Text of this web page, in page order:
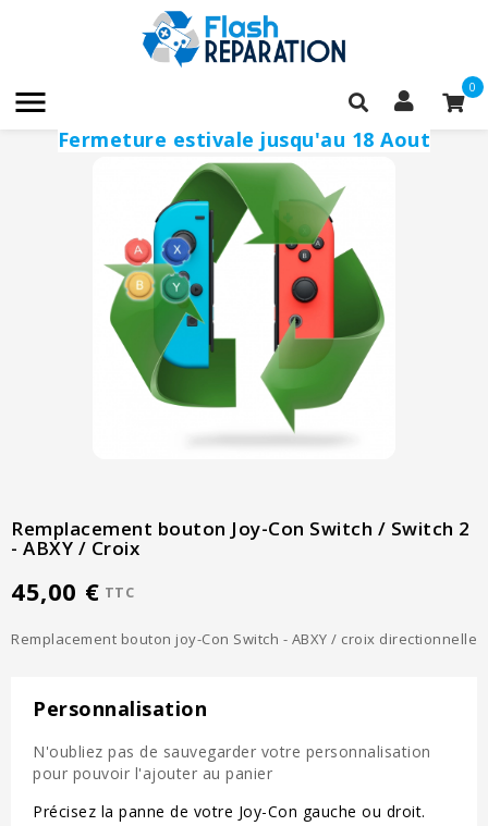
 0
Fermeture estivale jusqu'au 18 Aout
Remplacement bouton Joy-Con Switch / Switch 2
- ABXY / Croix
45,00 € TTC
Remplacement bouton joy-Con Switch - ABXY / croix directionnelle
Personnalisation
N'oubliez pas de sauvegarder votre personnalisation
pour pouvoir l'ajouter au panier
Précisez la panne de votre Joy-Con gauche ou droit.